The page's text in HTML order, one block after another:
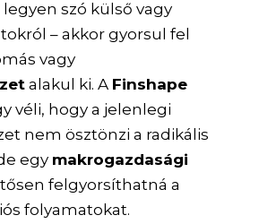
legyen szó külső vagy
– akkor gyorsul fel
vagy
alakul ki. A Finshape
véli, hogy a jelenlegi
nem ösztönzi a radikális
egy makrogazdasági
felgyorsíthatná a
folyamatokat.